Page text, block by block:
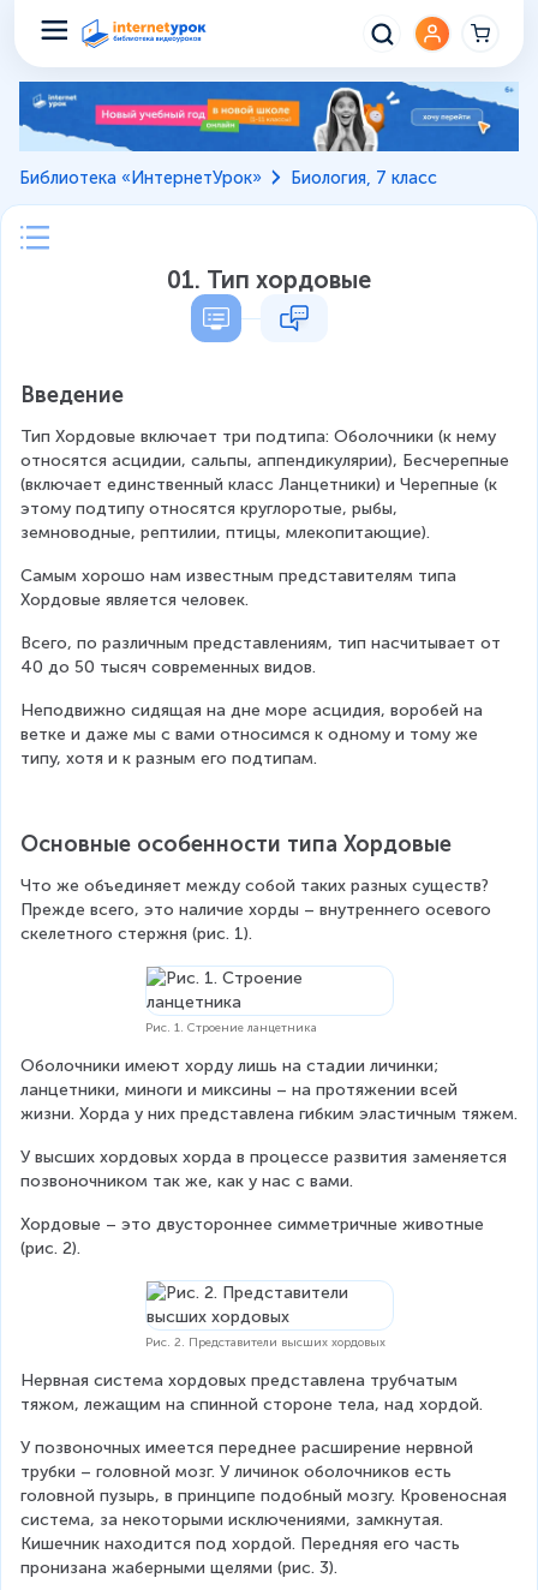
Библиотека «ИнтернетУрок» Биология, 7 класс
01. Тип хордовые
Введение
Тип Хордовые включает три подтипа: Оболочники (к нему
относятся асцидии, сальпы, аппендикулярии), Бесчерепные
(включает единственный класс Ланцетники) и Черепные (к
этому подтипу относятся круглоротые, рыбы,
земноводные, рептилии, птицы, млекопитающие).
Самым хорошо нам известным представителям типа
Хордовые является человек.
Всего, по различным представлениям, тип насчитывает от
40 до 50 тысяч современных видов.
Неподвижно сидящая на дне море асцидия, воробей на
ветке и даже мы с вами относимся к одному и тому же
типу, хотя и к разным его подтипам.
Основные особенности типа Хордовые
Что же объединяет между собой таких разных существ?
Прежде всего, это наличие хорды – внутреннего осевого
скелетного стержня (рис. 1).
Рис. 1. Строение ланцетника
Оболочники имеют хорду лишь на стадии личинки;
ланцетники, миноги и миксины – на протяжении всей
жизни. Хорда у них представлена гибким эластичным тяжем.
У высших хордовых хорда в процессе развития заменяется
позвоночником так же, как у нас с вами.
Хордовые – это двустороннее симметричные животные
(рис. 2).
Рис. 2. Представители высших хордовых
Нервная система хордовых представлена трубчатым
тяжом, лежащим на спинной стороне тела, над хордой.
У позвоночных имеется переднее расширение нервной
трубки – головной мозг. У личинок оболочников есть
головной пузырь, в принципе подобный мозгу. Кровеносная
система, за некоторыми исключениями, замкнутая.
Кишечник находится под хордой. Передняя его часть
пронизана жаберными щелями (рис. 3).